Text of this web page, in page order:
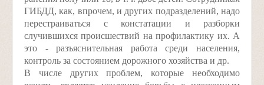
ГИБДД, как, впрочем, и других подразделений, надо
перестраиваться с констатации и разборки
случившихся происшествий на профилактику их. А
это - разъяснительная работа среди населения,
контроль за состоянием дорожного хозяйства и др.
В числе других проблем, которые необходимо